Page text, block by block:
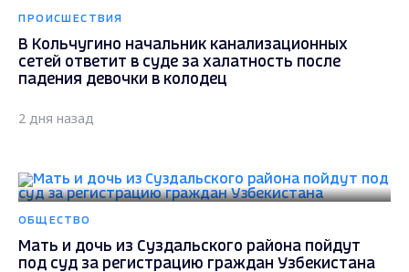
ПРОИСШЕСТВИЯ
В Кольчугино начальник канализационных
сетей ответит в суде за халатность после
падения девочки в колодец
2 дня назад
ОБЩЕСТВО
Мать и дочь из Суздальского района пойдут
под суд за регистрацию граждан Узбекистана